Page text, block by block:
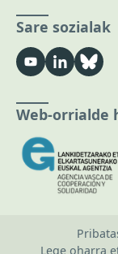
Sare sozialak
Web-orrialde
Lege oharra